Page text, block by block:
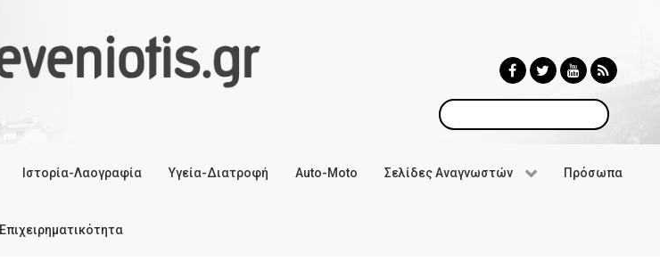
Αναζήτηση
Ιστορία-Λαογραφία Υγεία-Διατροφή Auto-Moto Σελίδες Αναγνωστών Πρόσωπα
Επιχειρηματικότητα